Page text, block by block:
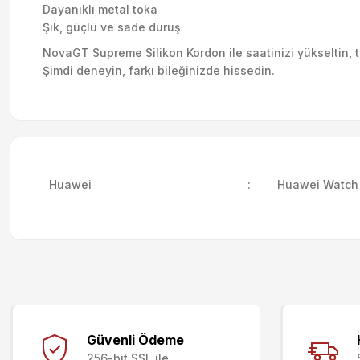
Dayanıklı metal toka
Şık, güçlü ve sade duruş
NovaGT Supreme Silikon Kordon ile saatinizi yükseltin,
Şimdi deneyin, farkı bileğinizde hissedin.
Huawei : Huawei
Güvenli Ödeme